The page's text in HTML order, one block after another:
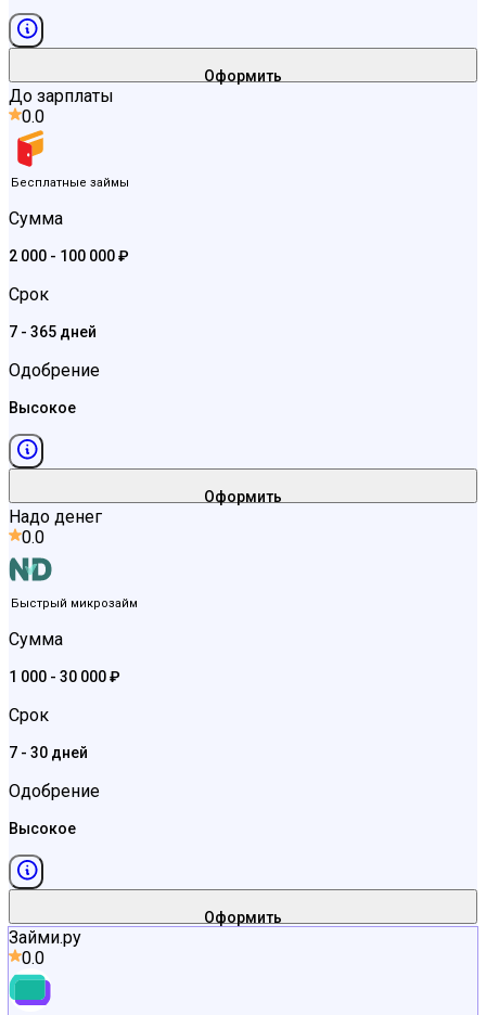
Оформить
До зарплаты
0.0
Бесплатные займы
Сумма
2 000 - 100 000 ₽
Срок
7 - 365 дней
Одобрение
Высокое
Оформить
Надо денег
0.0
Быстрый микрозайм
Сумма
1 000 - 30 000 ₽
Срок
7 - 30 дней
Одобрение
Высокое
Оформить
Займи.ру
0.0